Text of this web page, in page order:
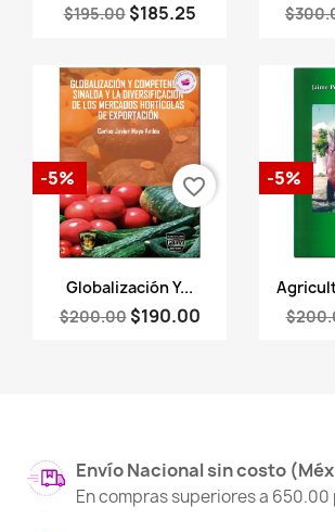
$195.00 $185.25
Vista rápida
Globalización Y...
$200.00 $190.00
-5% favorite_border

-5%
Envío Nacional sin costo
En compras superiores a 650.00